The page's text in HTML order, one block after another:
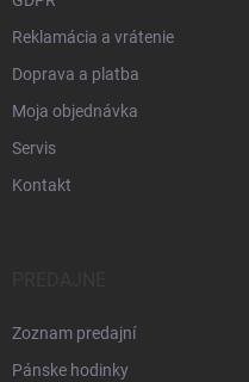
Reklamácia a vrátenie
Doprava a platba
Moja objednávka
Servis
Kontakt
Zoznam predajní
Pánske hodinky